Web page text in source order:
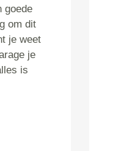
goede
om dit
je weet
je
is